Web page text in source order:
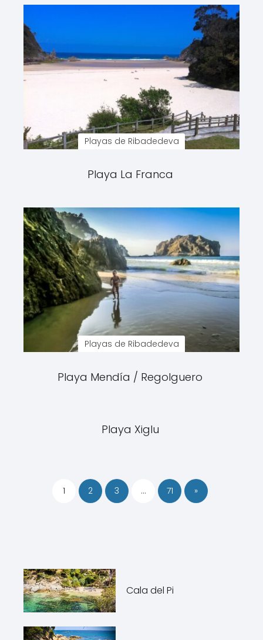
Playas de Ribadedeva
Playa La Franca
Playas de Ribadedeva
Playa Mendía / Regolguero
Playa Xiglu
1 2 3 … 71 »
Cala del Pi